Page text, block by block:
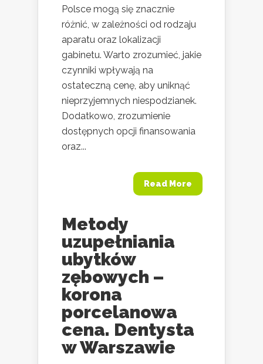
Polsce mogą się znacznie
różnić, w zależności od rodzaju
aparatu oraz lokalizacji
gabinetu. Warto zrozumieć, jakie
czynniki wpływają na
ostateczną cenę, aby uniknąć
nieprzyjemnych niespodzianek.
Dodatkowo, zrozumienie
dostępnych opcji finansowania
oraz...
Read More
Metody
uzupełniania
ubytków
zębowych –
korona
porcelanowa
cena. Dentysta
w Warszawie